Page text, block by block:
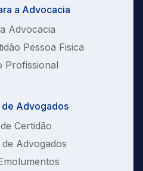
a Advocacia
Advocacia
Pessoa Fisica
Profissional
Advogados
Certidão
Advogados